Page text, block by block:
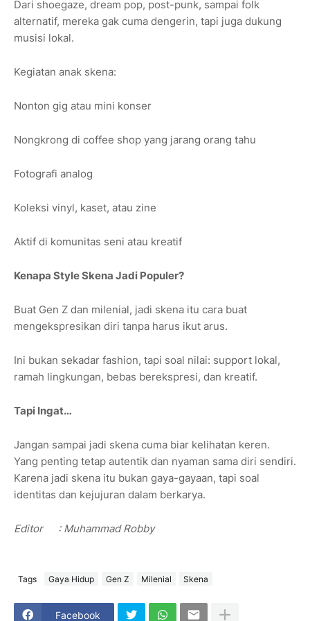
Dari shoegaze, dream pop, post-punk, sampai folk
alternatif, mereka gak cuma dengerin, tapi juga dukung
musisi lokal.
Kegiatan anak skena:
Nonton gig atau mini konser
Nongkrong di coffee shop yang jarang orang tahu
Fotografi analog
Koleksi vinyl, kaset, atau zine
Aktif di komunitas seni atau kreatif
Kenapa Style Skena Jadi Populer?
Buat Gen Z dan milenial, jadi skena itu cara buat
mengekspresikan diri tanpa harus ikut arus.
Ini bukan sekadar fashion, tapi soal nilai: support lokal,
ramah lingkungan, bebas berekspresi, dan kreatif.
Tapi Ingat…
Jangan sampai jadi skena cuma biar kelihatan keren.
Yang penting tetap autentik dan nyaman sama diri sendiri.
Karena jadi skena itu bukan gaya-gayaan, tapi soal
identitas dan kejujuran dalam berkarya.
Editor : Muhammad Robby
Tags Gaya Hidup Gen Z Milenial Skena
Facebook